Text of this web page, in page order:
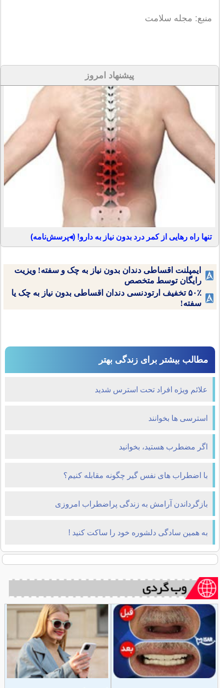
منبع: مجله سلامت
پیشنهاد امروز
تنها راه رهایی از کمر درد بدون نیاز به دارو! (◂پرسش‌نامه)
ایمپلنت اقساطی دندان بدون نیاز به چک و سفته! ویزیت
رایگان توسط متخصص
۵۰٪ تخفیف ارتودنسی دندان اقساطی بدون نیاز به چک یا
سفته!
مطالب بیشتر برای زندگی بهتر
علائم ویژه افراد تحت استرس شدید
استرسی ها بخوانند
اگر مضطرب هستید، بخوانید
با اضطراب های نفس گیر چگونه مقابله کنیم؟
بازگرداندن آرامش به زندگی پراضطراب امروزی
به همین سادگی دلشوره خود را ساکت کنید !